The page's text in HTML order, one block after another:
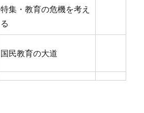
特集・教育の危機を考え
る
国民教育の大道